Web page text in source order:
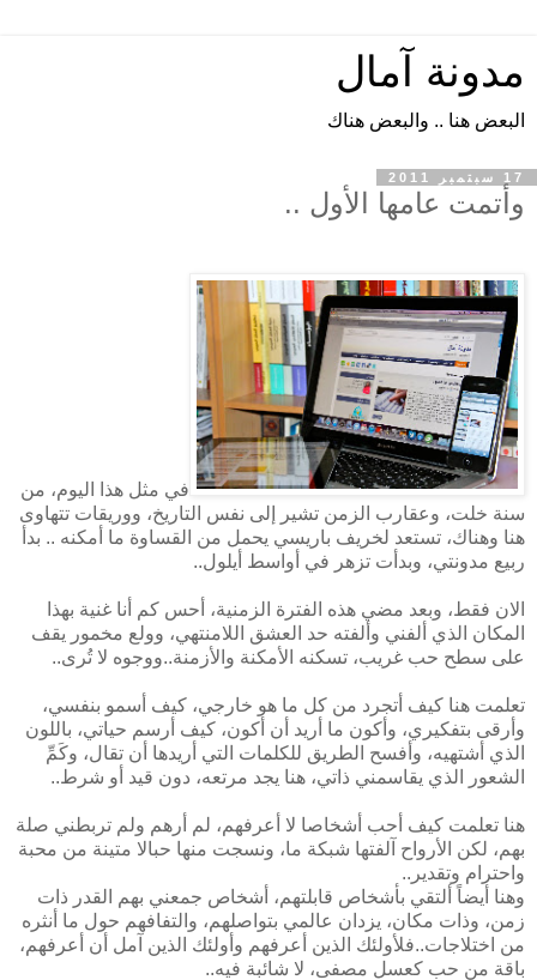
مدونة آمال
البعض هنا .. والبعض هناك
17 سبتمبر 2011
وأتمت عامها الأول ..
في مثل هذا اليوم، من
سنة خلت، وعقارب الزمن تشير إلى نفس التاريخ، ووريقات تتهاوى
هنا وهناك، تستعد لخريف باريسي يحمل من القساوة ما أمكنه .. بدأ
ربيع مدونتي، وبدأت تزهر في أواسط أيلول..
الان فقط، وبعد مضي هذه الفترة الزمنية، أحس كم أنا غنية بهذا
المكان الذي ألفني وألفته حد العشق اللامنتهي، وولع مخمور يقف
على سطح حب غريب، تسكنه الأمكنة والأزمنة..ووجوه لا تُرى..
تعلمت هنا كيف أتجرد من كل ما هو خارجي، كيف أسمو بنفسي،
وأرقى بتفكيري، وأكون ما أريد أن أكون، كيف أرسم حياتي، باللون
الذي أشتهيه، وأفسح الطريق للكلمات التي أريدها أن تقال، وكَمِّ
الشعور الذي يقاسمني ذاتي، هنا يجد مرتعه، دون قيد أو شرط..
هنا تعلمت كيف أحب أشخاصا لا أعرفهم، لم أرهم ولم تربطني صلة
بهم، لكن الأرواح آلفتها شبكة ما، ونسجت منها حبالا متينة من محبة
واحترام وتقدير..
وهنا أيضاً ألتقي بأشخاص قابلتهم، أشخاص جمعني بهم القدر ذات
زمن، وذات مكان، يزدان عالمي بتواصلهم، والتفافهم حول ما أنثره
من اختلاجات..فلأولئك الذين أعرفهم وأولئك الذين آمل أن أعرفهم،
باقة من حب كعسل مصفى، لا شائبة فيه..